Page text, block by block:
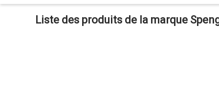
Liste des produits de la marque